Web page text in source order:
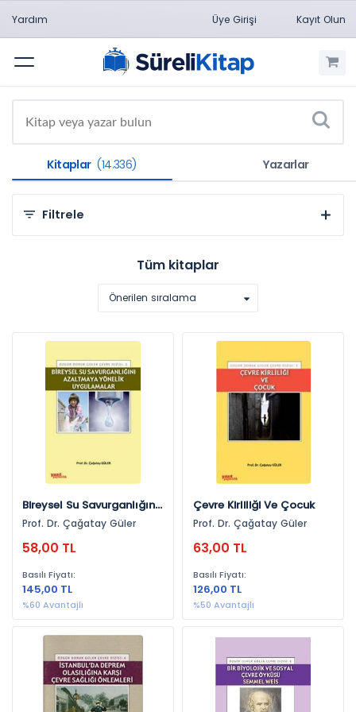
Yardım Üye Girişi Kayıt Olun
Menü
Kitaplar (14.336) Yazarlar
Filtrele
Sosyal ve Beşeri Bilimler (9.350)
Hukuk (3.384)
Doğa Bilimleri (315)
Güzel Sanatlar (152)
Kültür Yayınları (62)
Konulara Göre
Eğitim (517)
Ekonomi (510)
Ceza Hukuku (468)
Sosyal Bilimler (431)
Spor (343)
İşletme (252)
Akademik Kitap (237)
Yayınevlerine Göre
Tüm kitaplar
Önerilen sıralama
Bireysel Su Savurganlığını
Azaltmaya Yönelik
Uygulamalar
Prof. Dr. Çağatay Güler
58,00 TL
Basılı Fiyatı:
145,00 TL
%60 Avantajlı
Çevre Kirliliği Ve Çocuk
Prof. Dr. Çağatay Güler
63,00 TL
Basılı Fiyatı:
126,00 TL
%50 Avantajlı